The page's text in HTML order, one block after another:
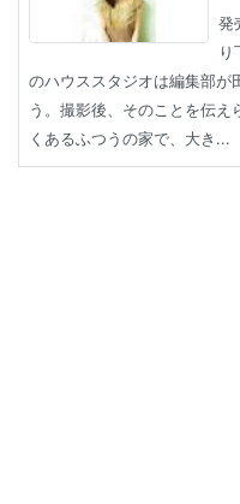
発
り
のハウススタジオは編集部が
う。撮影後、そのことを伝え
くあるふつうの家で、大き...